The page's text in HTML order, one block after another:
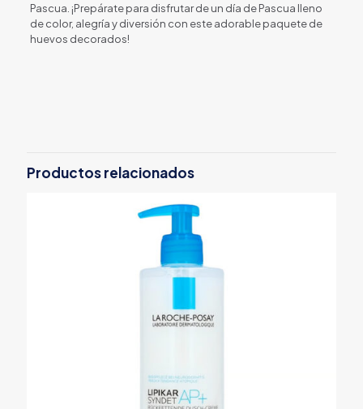
Pascua. ¡Prepárate para disfrutar de un día de Pascua lleno
de color, alegría y diversión con este adorable paquete de
huevos decorados!
Productos relacionados